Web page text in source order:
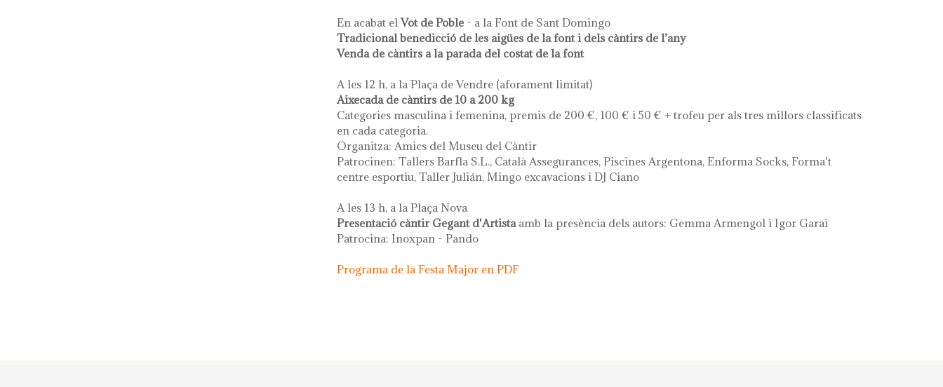
En acabat elVot de Poble - a la Font de Sant Domingo
Tradicional benedicció de les aigües de la font i dels càntirs de l’any
Venda de càntirs a la parada del costat de la font
A les 12 h, a la Plaça de Vendre (aforament limitat)
Aixecada de càntirs de 10 a 200 kg
Categories masculina i femenina, premis de 200 €, 100 € i 50 € + trofeu per als tres millors classificats
en cada categoria.
Organitza: Amics del Museu del Càntir
Patrocinen: Tallers Barfla S.L., Català Assegurances, Piscines Argentona, Enforma Socks, Forma’t
centre esportiu, Taller Julián, Mingo excavacions i DJ Ciano
A les 13 h, a la Plaça Nova
Presentació càntir Gegant d'Artista amb la presència dels autors: Gemma Armengol i Igor Garai
Patrocina: Inoxpan - Pando
Programa de la Festa Major en PDF